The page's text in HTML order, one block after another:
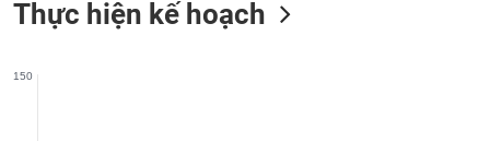
Thực hiện kế hoạch
150
TIN